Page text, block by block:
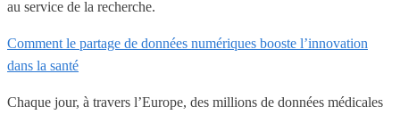
au service de la recherche.
Comment le partage de données numériques booste l’innovation
dans la santé
Chaque jour, à travers l’Europe, des millions de données médicales